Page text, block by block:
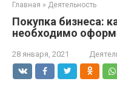
Главная » Деятельность
Покупка бизнеса:
необходимо
28 января, 2021